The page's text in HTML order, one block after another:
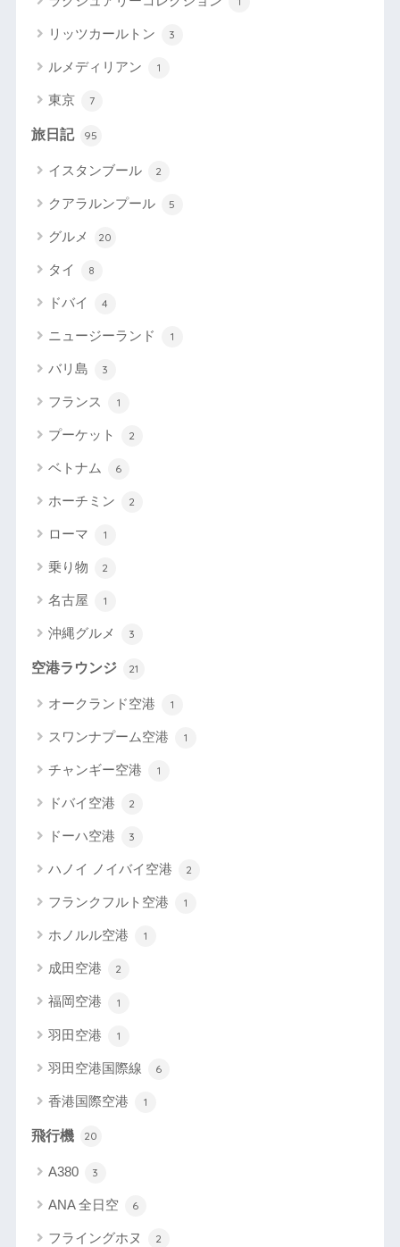
リッツカールトン 3
ルメディリアン 1
東京 7
旅日記 95
イスタンブール 2
クアラルンプール 5
グルメ 20
タイ 8
ドバイ 4
ニュージーランド 1
バリ島 3
フランス 1
プーケット 2
ベトナム 6
ホーチミン 2
ローマ 1
乗り物 2
名古屋 1
沖縄グルメ 3
空港ラウンジ 21
オークランド空港 1
スワンナプーム空港 1
チャンギー空港 1
ドバイ空港 2
ドーハ空港 3
ハノイ ノイバイ空港 2
フランクフルト空港 1
ホノルル空港 1
成田空港 2
福岡空港 1
羽田空港 1
羽田空港国際線 6
香港国際空港 1
飛行機 20
A380 3
ANA 全日空 6
フライングホヌ 2